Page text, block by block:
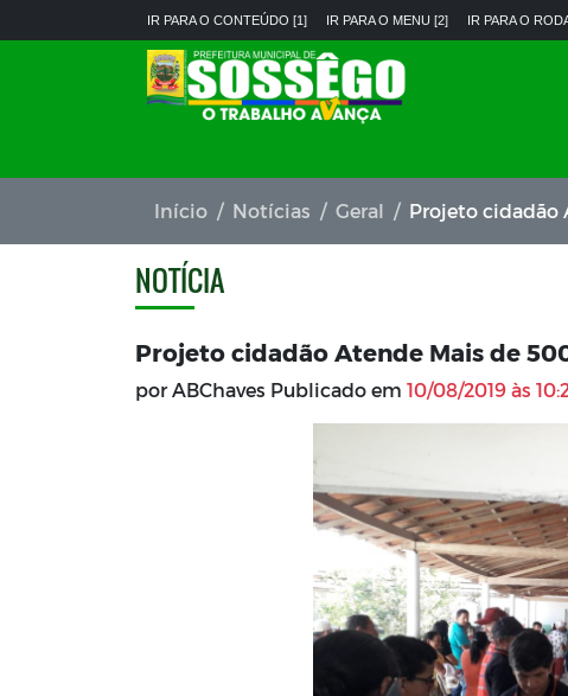
IR PARA O CONTEÚDO [1] IR PARA O MENU [2] IR PARA O
Início Notícias Geral Projeto cidadão
NOTÍCIA
Projeto cidadão Atende Mais de
por ABChaves Publicado em 10/08/2019 às